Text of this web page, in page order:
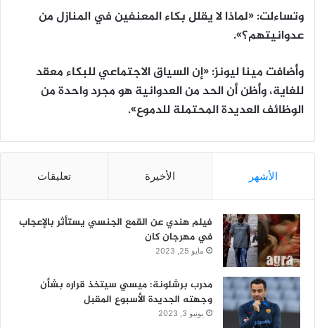
وتساءلت: «لماذا لا يقلل بكاء المعنفين في المنازل من
عدوانيتهم؟».
وأضافت مينا ليونز: «إن السياق الاجتماعي للبكاء معقد
للغاية، وأظن أن الحد من العدوانية هو مجرد واحدة من
الوظائف العديدة المحتملة للدموع».
الأشهر الأخيرة تعليقات
فيلم هندي عن القمع الجنسي يستأثر بالإعجاب
في مهرجان كان
مايو 25, 2023
مدرب برشلونة: ميسي سيتخذ قراره بشأن
وجهته الجديدة الأسبوع المقبل
يونيو 3, 2023